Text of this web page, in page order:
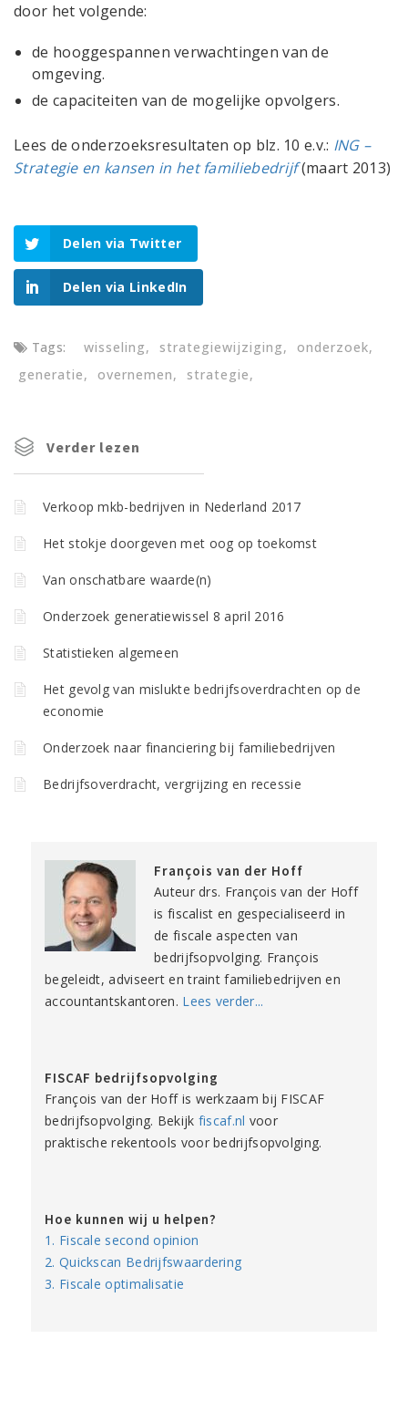
door het volgende:
de hooggespannen verwachtingen van de
omgeving.
de capaciteiten van de mogelijke opvolgers.
Lees de onderzoeksresultaten op blz. 10 e.v.: ING –
Strategie en kansen in het familiebedrijf(maart 2013)
Delen via Twitter
Delen via LinkedIn
Tags: wisseling strategiewijziging
onderzoek
generatie
overnemen strategie
Verder lezen
Verkoop mkb-bedrijven in Nederland 2017
Het stokje doorgeven met oog op toekomst
Van onschatbare waarde(n)
Onderzoek generatiewissel 8 april 2016
Statistieken algemeen
Het gevolg van mislukte bedrijfsoverdrachten op de
economie
Onderzoek naar financiering bij familiebedrijven
Bedrijfsoverdracht, vergrijzing en recessie
François van der Hoff
Auteur drs. François van der Hoff
is fiscalist en gespecialiseerd in
de fiscale aspecten van
bedrijfsopvolging. François
begeleidt, adviseert en traint familiebedrijven en
accountantskantoren. Lees verder...
FISCAF bedrijfsopvolging
François van der Hoff is werkzaam bij FISCAF
bedrijfsopvolging. Bekijk fiscaf.nl voor
praktische rekentools voor bedrijfsopvolging.
Hoe kunnen wij u helpen?
1. Fiscale second opinion
2. Quickscan Bedrijfswaardering
3. Fiscale optimalisatie